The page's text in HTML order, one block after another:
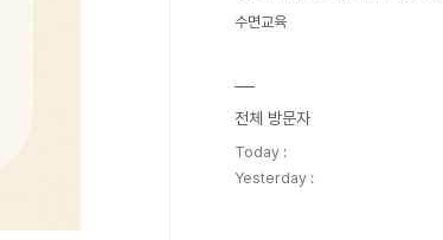
수면교육
전체 방문자
Today :
Yesterday :